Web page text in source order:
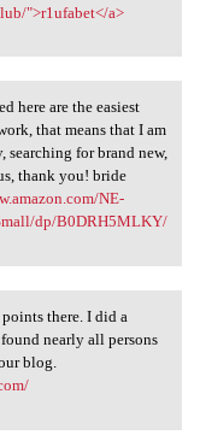
">r1ufabet</a>
listed
here are the easiest
that means that I am
for brand new,
thank you! bride
NE-
dp/B0DRH5MLKY/
fine
there. I did a
nearly all persons
blog.